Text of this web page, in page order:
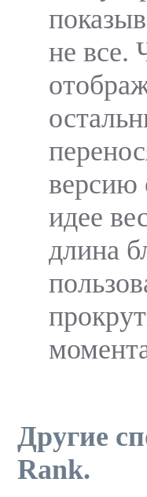
не все.
версию
идее
длина
Другие
Rank.